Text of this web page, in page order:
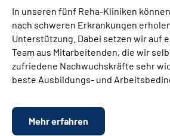
In unseren fünf Reha-Kliniken
nach schweren Erkrankungen
Unterstützung. Dabei setzen wir auf
Team aus Mitarbeitenden, die wir
zufriedene Nachwuchskräfte sehr
beste Ausbildungs- und
Mehr erfahren